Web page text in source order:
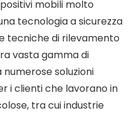
mobili molto
tecnologia a sicurezza
tecniche di rilevamento
vasta gamma di
soluzioni
i clienti che lavorano in
tra cui industrie